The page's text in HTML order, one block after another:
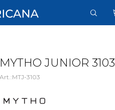
MYTHO JUNIOR 3103
MTJ-3103